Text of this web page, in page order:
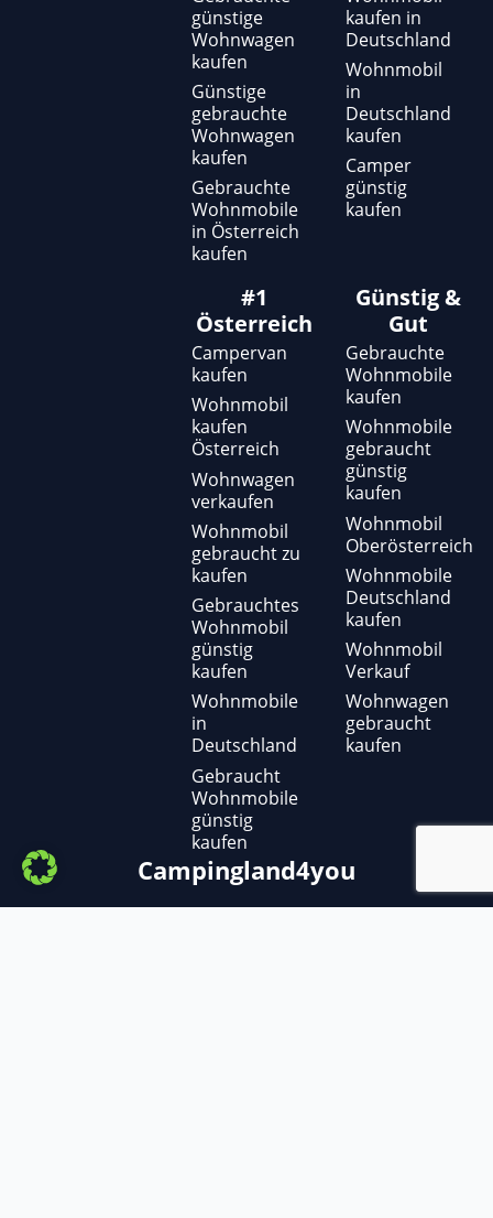
günstige
Wohnwagen
kaufen
Günstige
gebrauchte
Wohnwagen
kaufen
Gebrauchte
Wohnmobile
in Österreich
kaufen
kaufen in
Deutschland
Wohnmobil
in
Deutschland
kaufen
Camper
günstig
kaufen
#1
Österreich
Campervan
kaufen
Wohnmobil
kaufen
Österreich
Wohnwagen
verkaufen
Wohnmobil
gebraucht zu
kaufen
Gebrauchtes
Wohnmobil
günstig
kaufen
Wohnmobile
in
Deutschland
Gebraucht
Wohnmobile
günstig
kaufen
Günstig &
Gut
Gebrauchte
Wohnmobile
kaufen
Wohnmobile
gebraucht
günstig
kaufen
Wohnmobil
Oberösterreich
Wohnmobile
Deutschland
kaufen
Wohnmobil
Verkauf
Wohnwagen
gebraucht
kaufen
Campingland4you
Copyright ©2025– Campingland4you